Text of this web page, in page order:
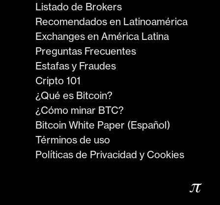
Listado de Brokers
Recomendados en Latinoamérica
Exchanges en América Latina
Preguntas Frecuentes
Estafas y Fraudes
Cripto 101
¿Qué es Bitcoin?
¿Cómo minar BTC?
Bitcoin White Paper (Español)
Términos de uso
Políticas de Privacidad y Cookies
𝜋